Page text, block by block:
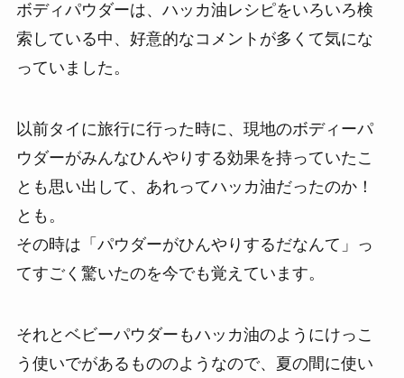
ボディパウダーは、ハッカ油レシピをいろいろ検
索している中、好意的なコメントが多くて気にな
っていました。
以前タイに旅行に行った時に、現地のボディーパ
ウダーがみんなひんやりする効果を持っていたこ
とも思い出して、あれってハッカ油だったのか！
とも。
その時は「パウダーがひんやりするだなんて」っ
てすごく驚いたのを今でも覚えています。
それとベビーパウダーもハッカ油のようにけっこ
う使いでがあるもののようなので、夏の間に使い